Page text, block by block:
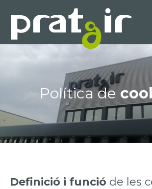
contingut
Política de
Definició i funció de les